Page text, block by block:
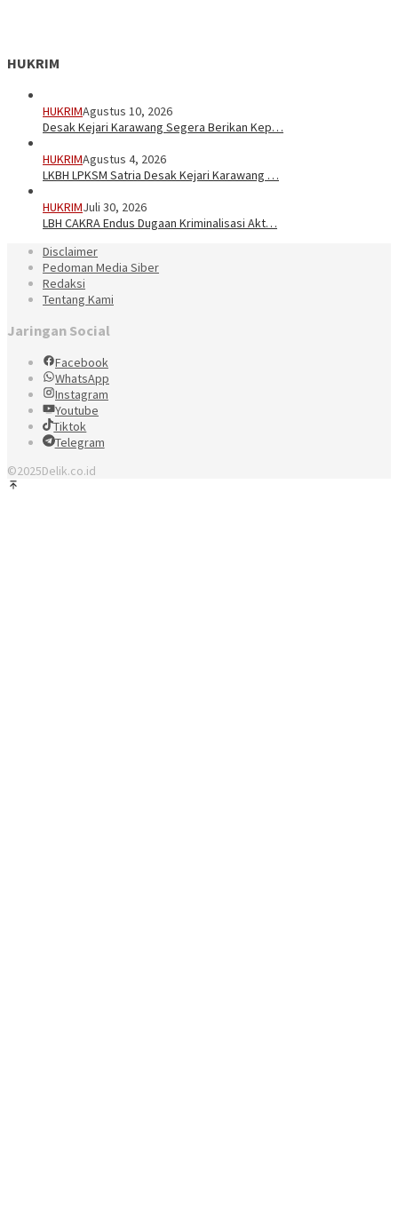
HUKRIM
HUKRIMAgustus 10, 2026
Desak Kejari Karawang Segera Berikan Kep…
HUKRIMAgustus 4, 2026
LKBH LPKSM Satria Desak Kejari Karawang …
HUKRIMJuli 30, 2026
LBH CAKRA Endus Dugaan Kriminalisasi Akt…
Disclaimer
Pedoman Media Siber
Redaksi
Tentang Kami
Jaringan Social
Facebook
WhatsApp
Instagram
Youtube
Tiktok
Telegram
©2025Delik.co.id